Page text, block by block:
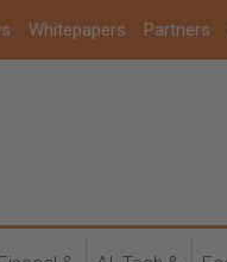
Whitepapers Partners